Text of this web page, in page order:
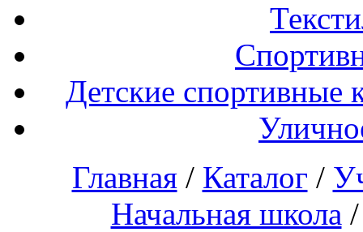
Детские спортивные
Главная/ Каталог /
Начальная школа